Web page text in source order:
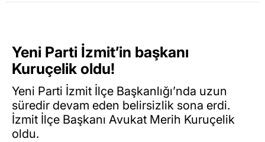
Yeni Parti İzmit’in başkanı
Kuruçelik oldu!
Yeni Parti İzmit İlçe Başkanlığı’nda uzun
süredir devam eden belirsizlik sona erdi.
İzmit İlçe Başkanı Avukat Merih Kuruçelik
oldu.